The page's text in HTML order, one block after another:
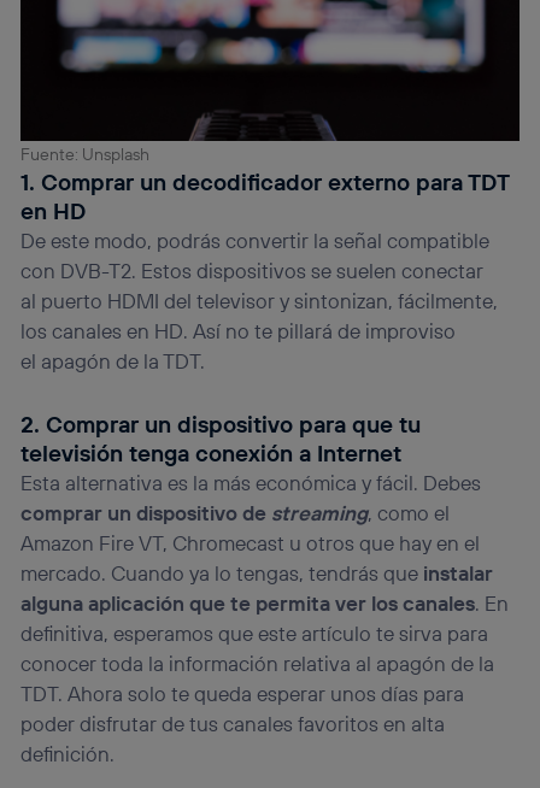
Fuente: Unsplash
1. Comprar un decodificador externo para TDT
en HD
De este modo, podrás convertir la señal compatible
con DVB-T2. Estos dispositivos se suelen conectar
al puerto HDMI del televisor y sintonizan, fácilmente,
los canales en HD. Así no te pillará de improviso
el apagón de la TDT.
2. Comprar un dispositivo para que tu
televisión tenga conexión a Internet
Esta alternativa es la más económica y fácil. Debes
comprar un dispositivo de streaming, como el
Amazon Fire VT, Chromecast u otros que hay en el
mercado. Cuando ya lo tengas, tendrás que instalar
alguna aplicación que te permita ver los canales. En
definitiva, esperamos que este artículo te sirva para
conocer toda la información relativa al apagón de la
TDT. Ahora solo te queda esperar unos días para
poder disfrutar de tus canales favoritos en alta
definición.